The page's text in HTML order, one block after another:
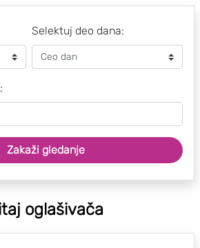
Selektuj deo dana:
Zakaži gledanje
oglašivača